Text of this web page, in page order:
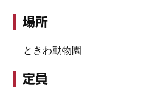
場所
ときわ動物園
定員